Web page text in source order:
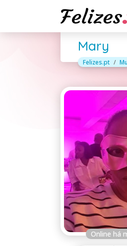
Mary
Felizes.pt
Online há